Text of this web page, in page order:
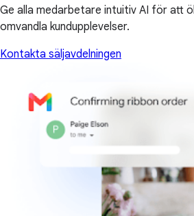
Ge alla medarbetare intuitiv AI för att
omvandla kundupplevelser.
Kontakta säljavdelningen